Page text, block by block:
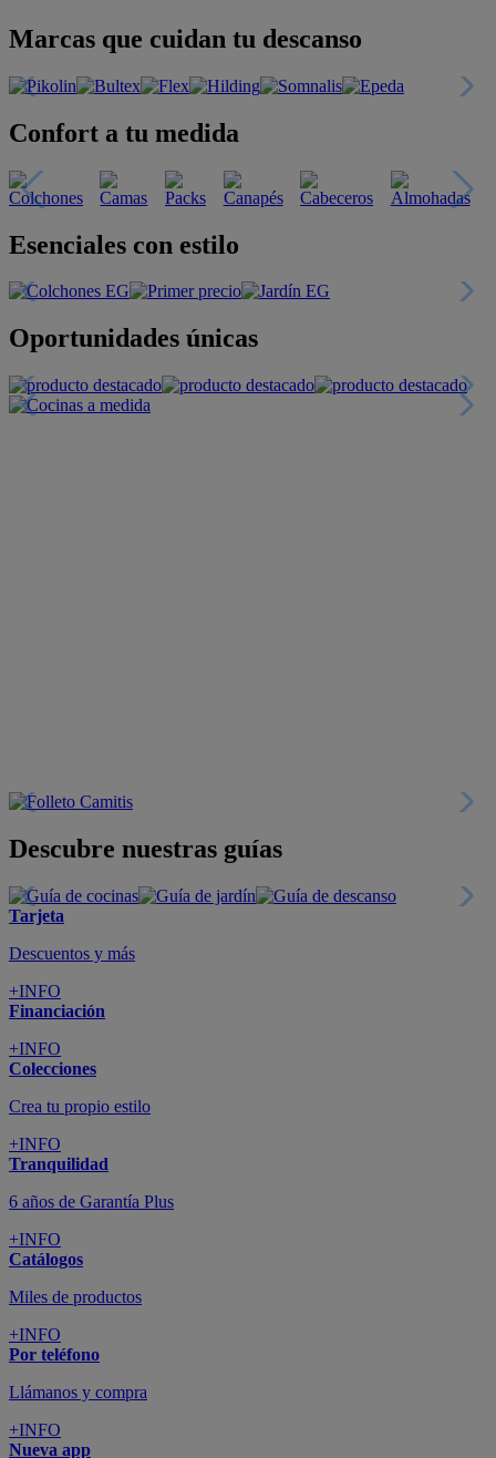
Marcas que cuidan tu descanso
Confort a tu medida
Esenciales con estilo
Oportunidades únicas
Descubre nuestras guías
Tarjeta
Descuentos y más
+INFO
Financiación
+INFO
Colecciones
Crea tu propio estilo
+INFO
Tranquilidad
6 años de Garantía Plus
+INFO
Catálogos
Miles de productos
+INFO
Por teléfono
Llámanos y compra
+INFO
Nueva app